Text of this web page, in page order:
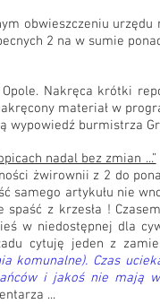
obwieszczeniu urzędu
2 na w sumie
Nakręca krótki
materiał w
wypowiedź burmistrza
nadal bez zmian ...”
żwirownii z 2 do
samego artykułu nie
spaść z krzesła !
w niedostępnej dla
cytuję jeden z
komunalne). Czas
i jakoś nie mają
...